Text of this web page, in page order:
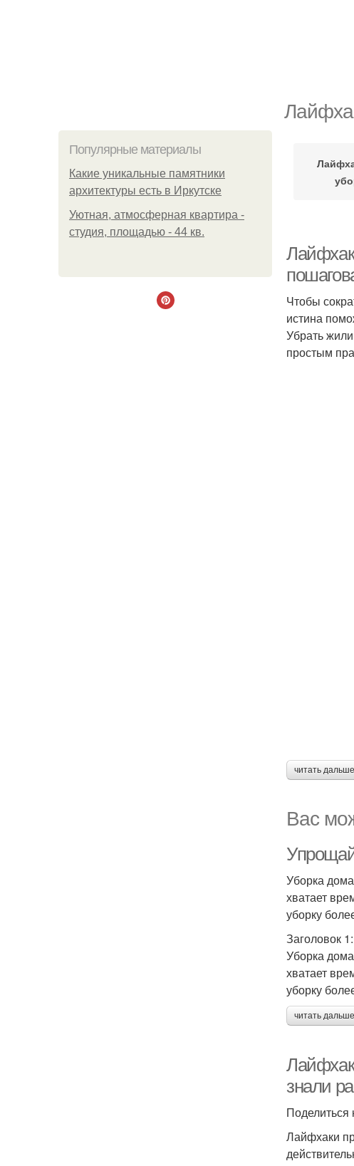
Популярные материалы
Какие уникальные памятники
архитектуры есть в Иркутске
Уютная, атмосферная квартира -
студия, площадью - 44 кв.
Чтобы
истина
Убрать
простым
читать
Вас
Уборка
хватает
уборку
Заголовок
Уборка
хватает
уборку
читать
знали
Поделиться
Лайфхаки